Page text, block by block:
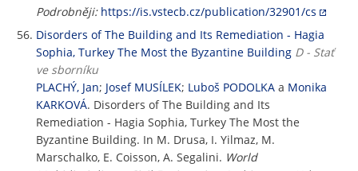
Podrobněji: https://is.vstecb.cz/publication/32901/cs
Disorders of The Building and Its Remediation - Hagia
Sophia, Turkey The Most the Byzantine Building D - Stať
ve sborníku
PLACHÝ, Jan; Josef MUSÍLEK; Luboš PODOLKA a Monika
KARKOVÁ. Disorders of The Building and Its
Remediation - Hagia Sophia, Turkey The Most the
Byzantine Building. In M. Drusa, I. Yilmaz, M.
Marschalko, E. Coisson, A. Segalini. World